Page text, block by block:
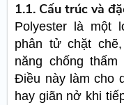
1.1. Cấu trúc và
Polyester là một
phân tử chặt
năng chống
Điều này làm cho
hay giãn nở khi